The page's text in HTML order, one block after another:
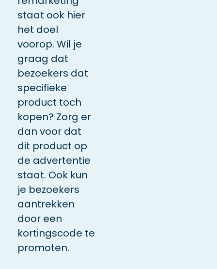
staat ook hier
het doel
voorop. Wil je
graag dat
bezoekers dat
specifieke
product toch
kopen? Zorg er
dan voor dat
dit product op
de advertentie
staat. Ook kun
je bezoekers
aantrekken
door een
kortingscode te
promoten.